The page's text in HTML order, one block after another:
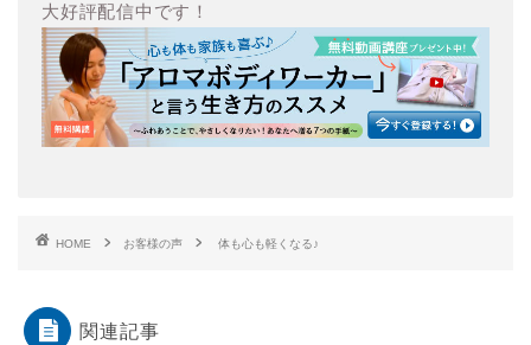
大好評配信中です！
HOME お客様の声 体も心も軽くなる♪
関連記事